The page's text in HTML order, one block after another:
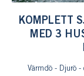
KOMPLETT
MED 3
Värmdö - Djurö -